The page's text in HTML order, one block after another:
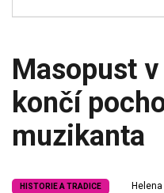
Masopust
končí
muzikanta
HISTORIE A TRADICE